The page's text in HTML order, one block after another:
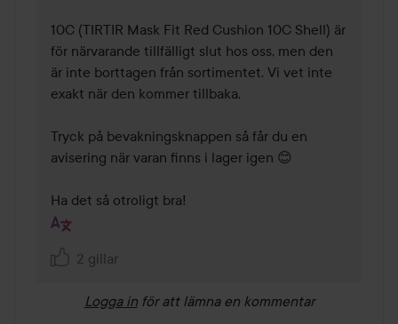
10C (TIRTIR Mask Fit Red Cushion 10C Shell) är
för närvarande tillfälligt slut hos oss, men den
är inte borttagen från sortimentet. Vi vet inte
exakt när den kommer tillbaka.
Tryck på bevakningsknappen så får du en
avisering när varan finns i lager igen 😊
Ha det så otroligt bra!
2 gillar
Logga in för att lämna en kommentar